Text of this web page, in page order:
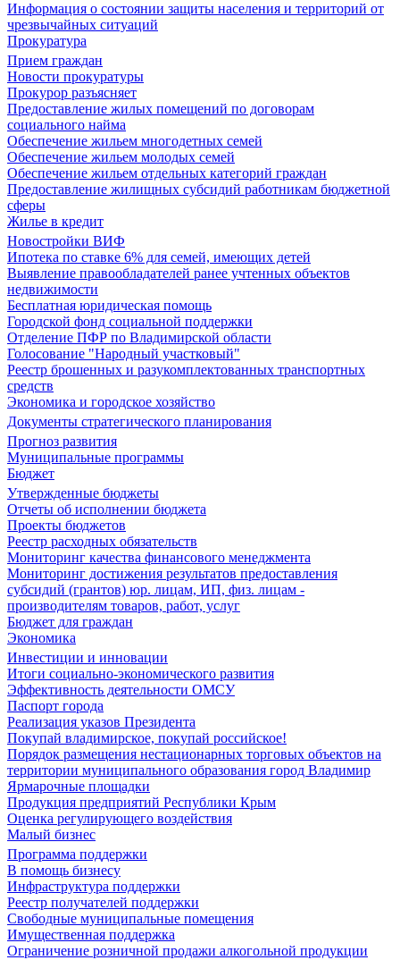
Информация о состоянии защиты населения и территорий от
чрезвычайных ситуаций
Прокуратура
Прием граждан
Новости прокуратуры
Прокурор разъясняет
Предоставление жилых помещений по договорам
социального найма
Обеспечение жильем многодетных семей
Обеспечение жильем молодых семей
Обеспечение жильем отдельных категорий граждан
Предоставление жилищных субсидий работникам бюджетной
сферы
Жилье в кредит
Новостройки ВИФ
Ипотека по ставке 6% для семей, имеющих детей
Выявление правообладателей ранее учтенных объектов
недвижимости
Бесплатная юридическая помощь
Городской фонд социальной поддержки
Отделение ПФР по Владимирской области
Голосование "Народный участковый"
Реестр брошенных и разукомплектованных транспортных
средств
Экономика и городское хозяйство
Документы стратегического планирования
Прогноз развития
Муниципальные программы
Бюджет
Утвержденные бюджеты
Отчеты об исполнении бюджета
Проекты бюджетов
Реестр расходных обязательств
Мониторинг качества финансового менеджмента
Мониторинг достижения результатов предоставления
субсидий (грантов) юр. лицам, ИП, физ. лицам -
производителям товаров, работ, услуг
Бюджет для граждан
Экономика
Инвестиции и инновации
Итоги социально-экономического развития
Эффективность деятельности ОМСУ
Паспорт города
Реализация указов Президента
Покупай владимирское, покупай российское!
Порядок размещения нестационарных торговых объектов на
территории муниципального образования город Владимир
Ярмарочные площадки
Продукция предприятий Республики Крым
Оценка регулирующего воздействия
Малый бизнес
Программа поддержки
В помощь бизнесу
Инфраструктура поддержки
Реестр получателей поддержки
Свободные муниципальные помещения
Имущественная поддержка
Ограничение розничной продажи алкогольной продукции